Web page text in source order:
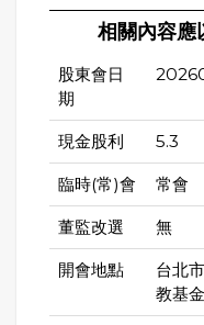
相關內容應
股東會日
期
現金股利 5.3
臨時(常)會 常會
董監改選 無
開會地點
台北
教基